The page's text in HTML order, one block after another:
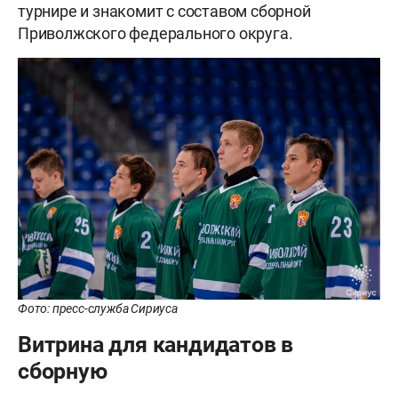
турнире и знакомит с составом сборной
Приволжского федерального округа.
Фото: пресс-служба Сириуса
Витрина для кандидатов в
сборную